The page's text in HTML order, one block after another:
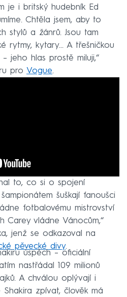
je i britský hudebník Ed
Chtěla jsem, aby to
stylů a žánrů. Jsou tam
rytmy, kytary... A třešničkou
jeho hlas prostě miluji,“
pro Vogue.
to, co si o spojení
šuškají fanoušci
fotbalovému mistrovství
Carey vládne Vánocům,“
jenž se odkazoval na
pěvecké divy.
úspěch – oficiální
nastřádal 109 milionů
A chválou oplývají i
Shakira zpívat, člověk má